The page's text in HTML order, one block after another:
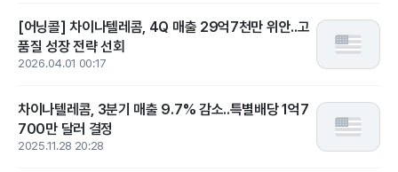
[어닝콜] 차이나텔레콤, 4Q 매출 29억7천만 위안..고
품질 성장 전략 선회
2026.04.01 00:17
차이나텔레콤, 3분기 매출 9.7% 감소..특별배당 1억7
700만 달러 결정
2025.11.28 20:28